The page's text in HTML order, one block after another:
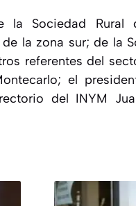
la Sociedad
la zona sur; de la
referentes del
el
del INYM